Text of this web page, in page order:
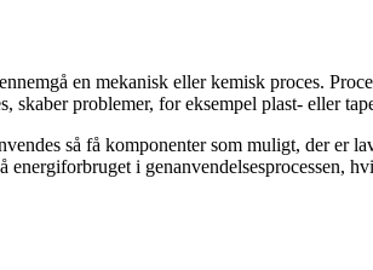
en mekanisk eller kemisk proces.
problemer, for eksempel plast- eller
så få komponenter som muligt, der er
energiforbruget i